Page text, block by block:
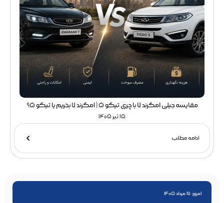
مقایسه جیلی امگرند 7 با چری تیگو 5 | امگرند 7 بخریم یا تیگو 5؟
15 تیر 1405
ادامه مطلب
امروز: 17 مرداد 1405